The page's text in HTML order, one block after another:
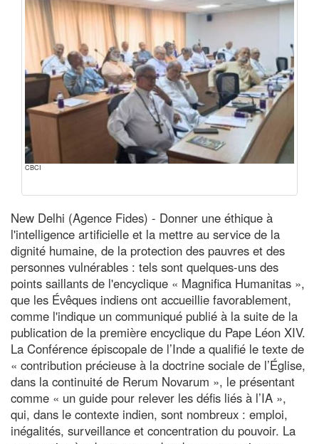
CBCI
New Delhi (Agence Fides) - Donner une éthique à
l'intelligence artificielle et la mettre au service de la
dignité humaine, de la protection des pauvres et des
personnes vulnérables : tels sont quelques-uns des
points saillants de l'encyclique « Magnifica Humanitas »,
que les Évêques indiens ont accueillie favorablement,
comme l'indique un communiqué publié à la suite de la
publication de la première encyclique du Pape Léon XIV.
La Conférence épiscopale de l’Inde a qualifié le texte de
« contribution précieuse à la doctrine sociale de l’Église,
dans la continuité de Rerum Novarum », le présentant
comme « un guide pour relever les défis liés à l’IA »,
qui, dans le contexte indien, sont nombreux : emploi,
inégalités, surveillance et concentration du pouvoir. La